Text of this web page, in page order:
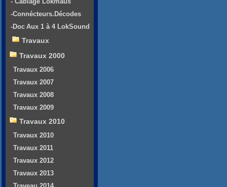
-Connécteurs.Décodes
-Doc Aux 1 à 4 LokSound
Travaux
Travaux 2000
Travaux 2006
Travaux 2007
Travaux 2008
Travaux 2009
Travaux 2010
Travaux 2010
Travaux 2011
Travaux 2012
Travaux 2013